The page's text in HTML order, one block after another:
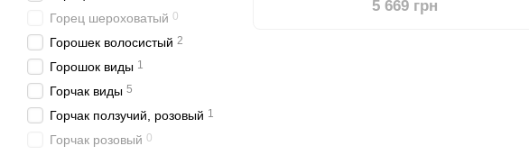
5 669 грн
Горец шероховатый 0
Горошек волосистый 2
Горошок виды 1
Горчак виды 5
Горчак ползучий, розовый 1
Горчак розовый 0